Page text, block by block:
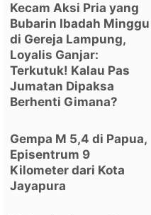
Kecam Aksi Pria yang
Bubarin Ibadah Minggu
di Gereja Lampung,
Loyalis Ganjar:
Terkutuk! Kalau Pas
Jumatan Dipaksa
Berhenti Gimana?
Gempa M 5,4 di Papua,
Episentrum 9
Kilometer dari Kota
Jayapura